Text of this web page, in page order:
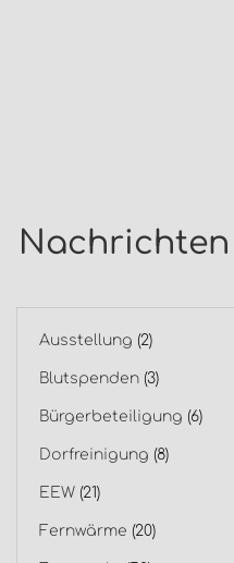
Ausstellung (2)
Blutspenden (3)
Bürgerbeteiligung (6)
Dorfreinigung (8)
EEW (21)
Fernwärme (20)